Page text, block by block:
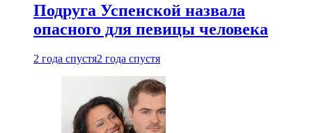
Подруга Успенской назвала
опасного для певицы человека
2 года спустя2 года спустя